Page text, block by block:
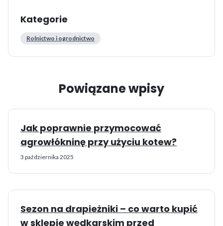
Kategorie
Rolnictwo i ogrodnictwo
Powiązane wpisy
Jak poprawnie przymocować
agrowłókninę przy użyciu kotew?
3 października 2025
Sezon na drapieżniki – co warto kupić
w sklepie wędkarskim przed